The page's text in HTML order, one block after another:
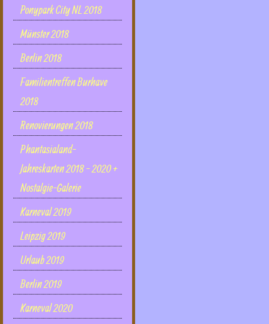
Ponypark City NL 2018
Münster 2018
Berlin 2018
Familientreffen Burhave
2018
Renovierungen 2018
Phantasialand-
Jahreskarten 2018 - 2020 +
Nostalgie-Galerie
Karneval 2019
Leipzig 2019
Urlaub 2019
Berlin 2019
Karneval 2020